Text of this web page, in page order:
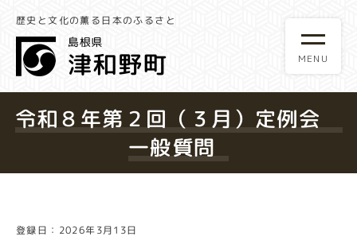
歴史と文化の薫る日本のふるさと
令和８年第２回（３月）定例会
一般質問
登録日：2026年3月13日